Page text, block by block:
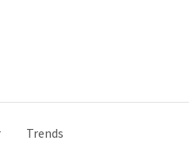
Trends